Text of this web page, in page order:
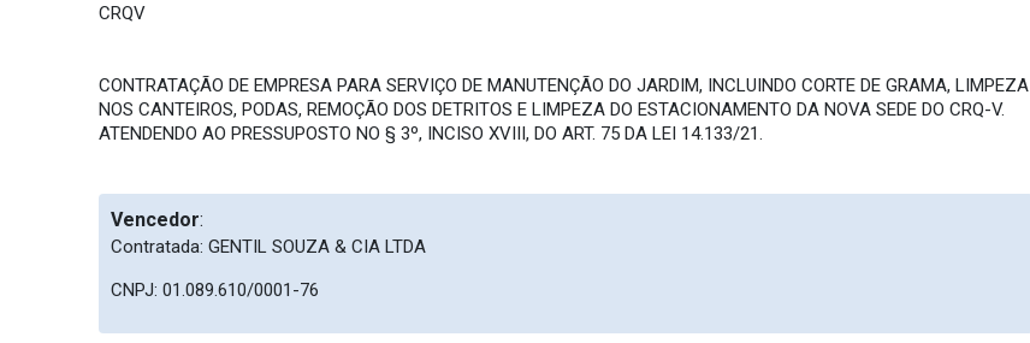
CRQV
CONTRATAÇÃO DE EMPRESA PARA SERVIÇO DE MANUTENÇÃO DO JARDIM, INCLUINDO CORTE DE GRAMA, LIMPEZA
NOS CANTEIROS, PODAS, REMOÇÃO DOS DETRITOS E LIMPEZA DO ESTACIONAMENTO DA NOVA SEDE DO CRQ-V.
ATENDENDO AO PRESSUPOSTO NO § 3º, INCISO XVIII, DO ART. 75 DA LEI 14.133/21.
Vencedor:
Contratada: GENTIL SOUZA & CIA LTDA
CNPJ: 01.089.610/0001-76